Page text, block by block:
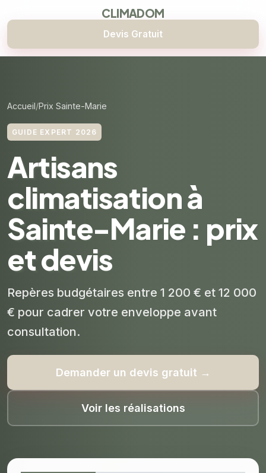
CLIMADOM
Devis Gratuit
Accueil Prix Sainte-Marie
GUIDE EXPERT 2026
Artisans
climatisation à
Sainte-Marie : prix
et devis
Repères budgétaires entre 1 200 € et 12 000
€ pour cadrer votre enveloppe avant
consultation.
Demander un devis gratuit →
Voir les réalisations